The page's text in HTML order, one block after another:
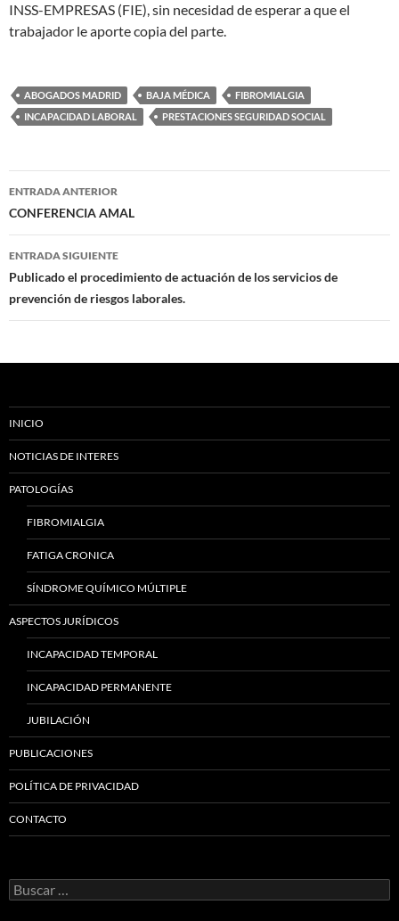
INSS-EMPRESAS (FIE), sin necesidad de esperar a que el
trabajador le aporte copia del parte.
ABOGADOS MADRID BAJA MÉDICA
FIBROMIALGIA
INCAPACIDAD LABORAL
PRESTACIONES SEGURIDAD SOCIAL
Navegación
de
entradas
ENTRADA ANTERIOR
CONFERENCIA AMAL
ENTRADA SIGUIENTE
Publicado el procedimiento de actuación de los servicios de
prevención de riesgos laborales.
INICIO
NOTICIAS DE INTERES
PATOLOGÍAS
FIBROMIALGIA
FATIGA CRONICA
SÍNDROME QUÍMICO MÚLTIPLE
ASPECTOS JURÍDICOS
INCAPACIDAD TEMPORAL
INCAPACIDAD PERMANENTE
JUBILACIÓN
PUBLICACIONES
POLÍTICA DE PRIVACIDAD
CONTACTO
Buscar: